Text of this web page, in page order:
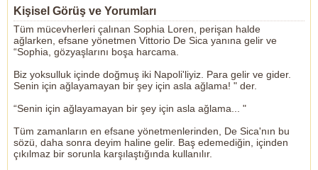
Kişisel Görüş ve Yorumları
Tüm mücevherleri çalınan Sophia Loren, perişan halde
ağlarken, efsane yönetmen Vittorio De Sica yanına gelir ve
“Sophia, gözyaşlarını boşa harcama.
Biz yoksulluk içinde doğmuş iki Napoli'liyiz. Para gelir ve gider.
Senin için ağlayamayan bir şey için asla ağlama! " der.
“Senin için ağlayamayan bir şey için asla ağlama... "
Tüm zamanların en efsane yönetmenlerinden, De Sica'nın bu
sözü, daha sonra deyim haline gelir. Baş edemediğin, içinden
çıkılmaz bir sorunla karşılaştığında kullanılır.